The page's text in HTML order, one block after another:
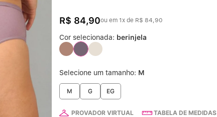
R$ 84,90ou em 1x de R$ 84,90
Cor selecionada: berinjela
Selecione um tamanho: M
M G EG
PROVADOR VIRTUAL TABELA DE MEDIDAS
º